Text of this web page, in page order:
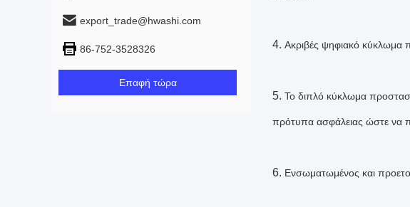
export_trade@hwashi.com
86-752-3528326
Επαφή τώρα
4. Ακριβές ψηφιακό κύκλωμα
5. Το διπλό κύκλωμα
πρότυπα ασφάλειας ώστε να
6. Ενσωματωμένος και